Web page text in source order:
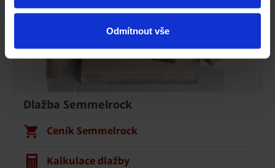
Odmítnout vše
Dlažba Semmelrock
Ceník Semmelrock
Kalkulace dlažby